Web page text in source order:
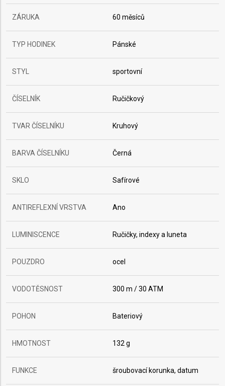
ZÁRUKA 60 měsíců
TYP HODINEK Pánské
STYL sportovní
ČÍSELNÍK Ručičkový
TVAR ČÍSELNÍKU Kruhový
BARVA ČÍSELNÍKU Černá
SKLO Safírové
ANTIREFLEXNÍ VRSTVA Ano
LUMINISCENCE Ručičky, indexy a luneta
POUZDRO ocel
VODOTĚSNOST 300 m / 30 ATM
POHON Bateriový
HMOTNOST 132 g
FUNKCE šroubovací korunka, datum